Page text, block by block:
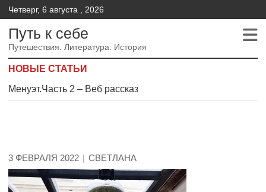
Четверг, 6 августа , 2026
Путь к себе
Путешествия. Литература. История
НОВЫЕ СТАТЬИ
Менуэт.Часть 2 – Веб рассказ
3 ФЕВРАЛЯ 2022 СВЕТЛАНА